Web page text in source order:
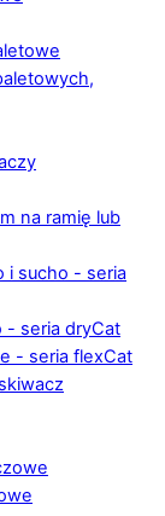
na ramię lub
i sucho - seria
- seria dryCat
- seria flexCat